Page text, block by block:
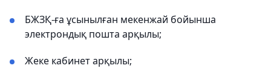
БЖЗҚ-ға ұсынылған мекенжай бойынша
электрондық пошта арқылы;
Жеке кабинет арқылы;